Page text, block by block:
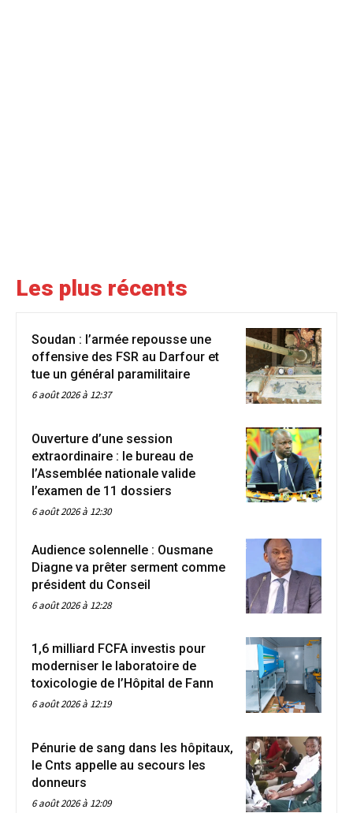
Les plus récents
Soudan : l’armée repousse une
offensive des FSR au Darfour et
tue un général paramilitaire
6 août 2026 à 12:37
Ouverture d’une session
extraordinaire : le bureau de
l’Assemblée nationale valide
l’examen de 11 dossiers
6 août 2026 à 12:30
Audience solennelle : Ousmane
Diagne va prêter serment comme
président du Conseil
6 août 2026 à 12:28
1,6 milliard FCFA investis pour
moderniser le laboratoire de
toxicologie de l’Hôpital de Fann
6 août 2026 à 12:19
Pénurie de sang dans les hôpitaux,
le Cnts appelle au secours les
donneurs
6 août 2026 à 12:09